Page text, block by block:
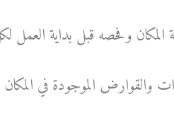
المكان وفحصه قبل بداية العمل
والقوارض الموجودة في